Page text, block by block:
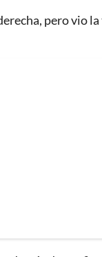
pero vio